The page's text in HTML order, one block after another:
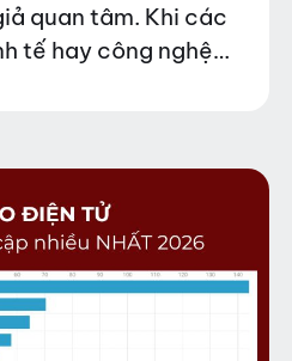
quan tâm. Khi các
tế hay công nghệ